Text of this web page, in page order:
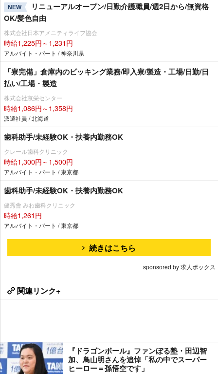
NEW
リニューアルオープン/日勤介護職員/週2日から/無資格
OK/髪色自由
株式会社日本アメニティライフ協会
時給1,225円～1,231円
アルバイト・パート / 神奈川県
「寮完備」倉庫内のピッキング業務/即入寮/製造・工場/日勤/日
払い/工場・製造
株式会社京栄センター
時給1,086円～1,358円
派遣社員 / 北海道
歯科助手/未経験OK・扶養内勤務OK
クレール歯科クリニック
時給1,300円～1,500円
アルバイト・パート / 東京都
歯科助手/未経験OK・扶養内勤務OK
健秀會 みわ歯科クリニック
時給1,261円
アルバイト・パート / 東京都
続きはこちら
sponsored by 求人ボックス
関連リンク+
『ドラゴンボール』ファンぼる塾・田辺智
加、鳥山明さんを追悼「私の中でスーパー
ヒーロー＝孫悟空です」